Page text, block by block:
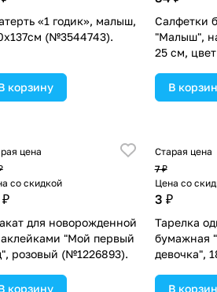
«1 годик», малыш,
(№3544743).
корзину
Салфетки
"Малыш",
25 см,
В
цена
со скидкой
для новорожденной
"Мой первый
розовый (№1226893).
корзину
Старая цена
7 ₽
Цена со
3 ₽
Тарелка
бумажная
девочка",
В